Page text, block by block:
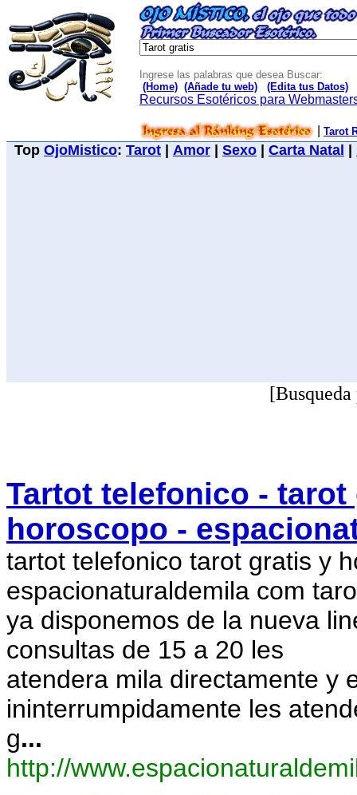
Ingrese las palabras que desea Buscar:
(Home) (Añade tu web) (Edita tus Datos)
Recursos Esotéricos para
Tarot
Top OjoMistico: Tarot Amor Sexo Carta Natal
[Busqueda
Tartot telefonico -
horoscopo -
tartot telefonico tarot gratis y
espacionaturaldemila com
ya disponemos de la nueva
consultas de 15 a 20 les
atendera mila directamente y
ininterrumpidamente les
g...
http://